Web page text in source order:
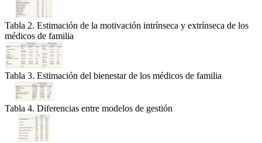
Tabla 2. Estimación de la motivación intrínseca y extrínseca de los
médicos de familia
Tabla 3. Estimación del bienestar de los médicos de familia
Tabla 4. Diferencias entre modelos de gestión